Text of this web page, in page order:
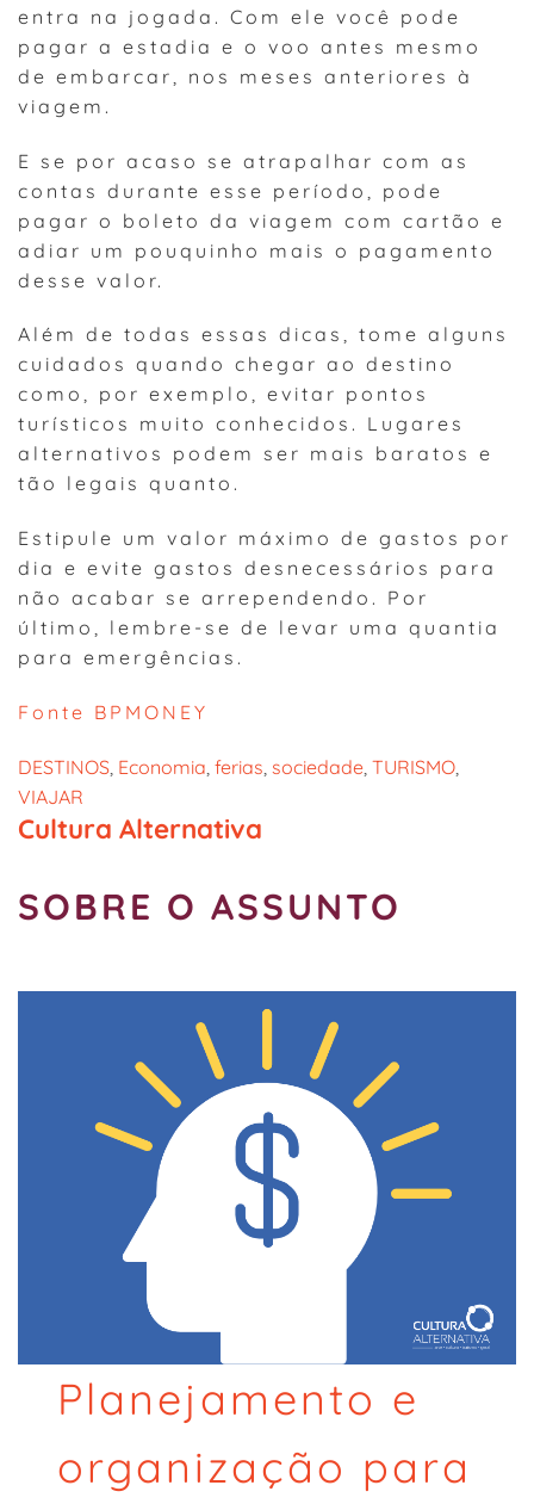
entra na jogada. Com ele você pode
pagar a estadia e o voo antes mesmo
de embarcar, nos meses anteriores à
viagem.
E se por acaso se atrapalhar com as
contas durante esse período, pode
pagar o boleto da viagem com cartão e
adiar um pouquinho mais o pagamento
desse valor.
Além de todas essas dicas, tome alguns
cuidados quando chegar ao destino
como, por exemplo, evitar pontos
turísticos muito conhecidos. Lugares
alternativos podem ser mais baratos e
tão legais quanto.
Estipule um valor máximo de gastos por
dia e evite gastos desnecessários para
não acabar se arrependendo. Por
último, lembre-se de levar uma quantia
para emergências.
Fonte BPMONEY
DESTINOS Economia ferias sociedade TURISMO
VIAJAR
Cultura Alternativa
SOBRE O ASSUNTO
Planejamento e
organização para